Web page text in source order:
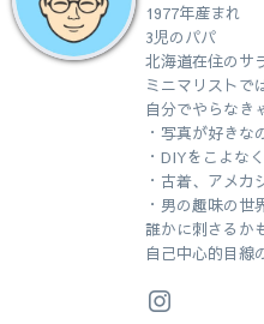
1977年産まれ
3児のパパ
北海道在住のサ
ミニマリストで
自分でやらなき
・写真が好きな
・DIYをこよな
・古着、アメカ
・男の趣味の世
誰かに刺さるか
自己中心的目線